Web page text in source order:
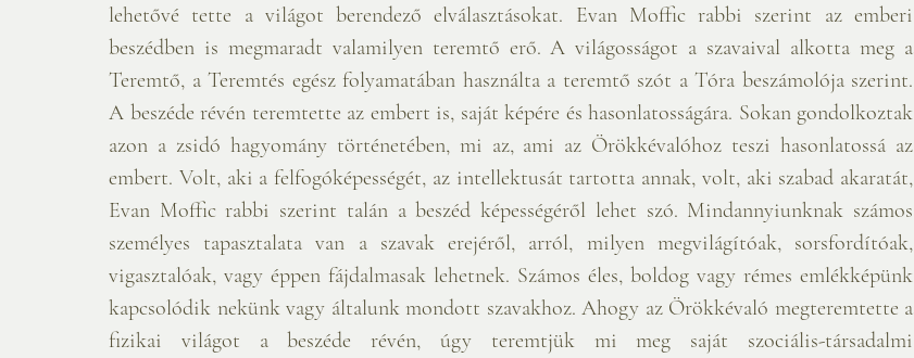
lehetővé tette a világot berendező elválasztásokat. Evan Moffic rabbi szerint az emberi
beszédben is megmaradt valamilyen teremtő erő. A világosságot a szavaival alkotta meg a
Teremtő, a Teremtés egész folyamatában használta a teremtő szót a Tóra beszámolója szerint.
A beszéde révén teremtette az embert is, saját képére és hasonlatosságára. Sokan gondolkoztak
azon a zsidó hagyomány történetében, mi az, ami az Örökkévalóhoz teszi hasonlatossá az
embert. Volt, aki a felfogóképességét, az intellektusát tartotta annak, volt, aki szabad akaratát,
Evan Moffic rabbi szerint talán a beszéd képességéről lehet szó. Mindannyiunknak számos
személyes tapasztalata van a szavak erejéről, arról, milyen megvilágítóak, sorsfordítóak,
vigasztalóak, vagy éppen fájdalmasak lehetnek. Számos éles, boldog vagy rémes emlékképünk
kapcsolódik nekünk vagy általunk mondott szavakhoz. Ahogy az Örökkévaló megteremtette a
fizikai világot a beszéde révén, úgy teremtjük mi meg saját szociális-társadalmi